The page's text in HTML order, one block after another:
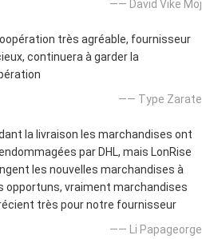
—— David Vike Moj
très agréable, fournisseur
continuera à garder la
—— Type Zarate
la livraison les marchandises ont
par DHL, mais LonRise
les nouvelles marchandises à
opportuns, vraiment marchandises
très pour notre fournisseur
—— Li Papageorge